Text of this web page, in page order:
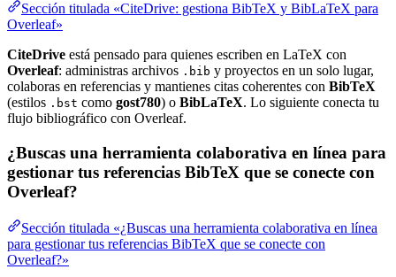
Sección titulada «CiteDrive: gestiona BibTeX y BibLaTeX para
Overleaf»
CiteDrive está pensado para quienes escriben en LaTeX con
Overleaf: administras archivos .bib y proyectos en un solo lugar,
colaboras en referencias y mantienes citas coherentes con BibTeX
(estilos .bst como gost780) o BibLaTeX. Lo siguiente conecta tu
flujo bibliográfico con Overleaf.
¿Buscas una herramienta colaborativa en línea para
gestionar tus referencias BibTeX que se conecte con
Overleaf?
Sección titulada «¿Buscas una herramienta colaborativa en línea
para gestionar tus referencias BibTeX que se conecte con
Overleaf?»